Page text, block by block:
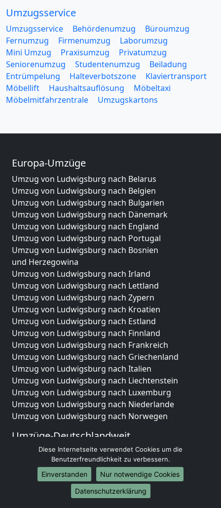
Umzugsservice
Umzugsservice Behördenumzug
Büroumzug
Fernumzug
Firmenumzug
Laborumzug
Mini Umzug
Praxisumzug
Privatumzug
Seniorenumzug
Studentenumzug
Beiladung
Entrümpelung
Halteverbotszone
Klaviertransport
Möbellift
Haushaltsauflösung
Möbeltaxi
Möbelmitfahrzentrale
Umzugskartons
Europa-Umzüge
Umzug von Ludwigsburg nach Belarus
Umzug von Ludwigsburg nach Belgien
Umzug von Ludwigsburg nach Bulgarien
Umzug von Ludwigsburg nach Dänemark
Umzug von Ludwigsburg nach England
Umzug von Ludwigsburg nach Portugal
Umzug von Ludwigsburg nach Bosnien
und Herzegowina
Umzug von Ludwigsburg nach Irland
Umzug von Ludwigsburg nach Lettland
Umzug von Ludwigsburg nach Zypern
Umzug von Ludwigsburg nach Kroatien
Umzug von Ludwigsburg nach Estland
Umzug von Ludwigsburg nach Finnland
Umzug von Ludwigsburg nach Frankreich
Umzug von Ludwigsburg nach Griechenland
Umzug von Ludwigsburg nach Italien
Umzug von Ludwigsburg nach Liechtenstein
Umzug von Ludwigsburg nach Luxemburg
Umzug von Ludwigsburg nach Niederlande
Umzug von Ludwigsburg nach Norwegen
Umzüge-Deutschlandweit
Umzug von Ludwigsburg nach Berlin
Umzug von Ludwigsburg nach Hamburg
Umzug von Ludwigsburg nach München
Umzug von Ludwigsburg nach Köln
Umzug von Ludwigsburg nach Frankfurt am Main
Diese Internetseite verwendet Cookies um die
Benutzerfreundlichkeit zu verbessern.
Einverstanden
Nur notwendige Cookies
Datenschutzerklärung